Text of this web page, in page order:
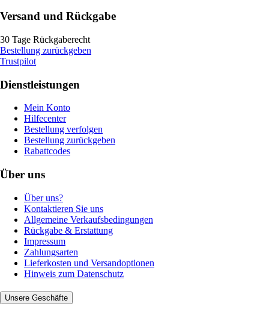
Versand und Rückgabe
30 Tage Rückgaberecht
Bestellung zurückgeben
Trustpilot
Dienstleistungen
Mein Konto
Hilfecenter
Bestellung verfolgen
Bestellung zurückgeben
Rabattcodes
Über uns
Über uns?
Kontaktieren Sie uns
Allgemeine Verkaufsbedingungen
Rückgabe & Erstattung
Impressum
Zahlungsarten
Lieferkosten und Versandoptionen
Hinweis zum Datenschutz
Unsere Geschäfte